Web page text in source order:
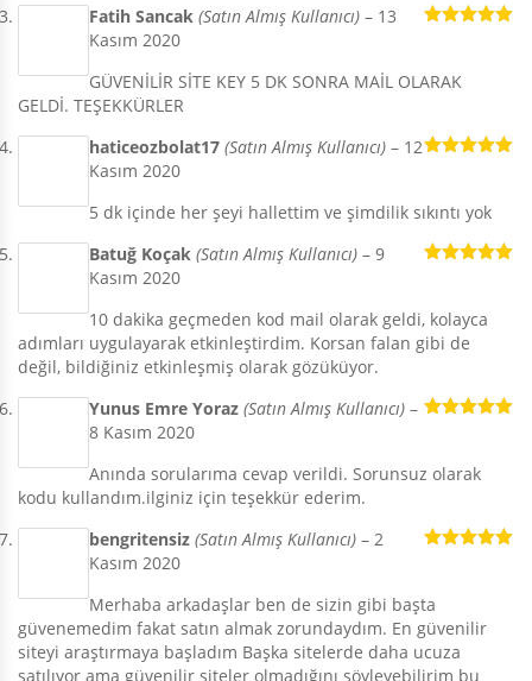
Fatih Sancak (Satın Almış Kullanıcı) – 13
Kasım 2020
GÜVENİLİR SİTE KEY 5 DK SONRA MAİL OLARAK
GELDİ. TEŞEKKÜRLER
haticeozbolat17 (Satın Almış Kullanıcı) – 12
Kasım 2020
5 dk içinde her şeyi hallettim ve şimdilik sıkıntı yok
Batuğ Koçak (Satın Almış Kullanıcı) – 9
Kasım 2020
10 dakika geçmeden kod mail olarak geldi, kolayca
adımları uygulayarak etkinleştirdim. Korsan falan gibi de
değil, bildiğiniz etkinleşmiş olarak gözüküyor.
Yunus Emre Yoraz (Satın Almış Kullanıcı) –
8 Kasım 2020
Anında sorularıma cevap verildi. Sorunsuz olarak
kodu kullandım.ilginiz için teşekkür ederim.
bengritensiz (Satın Almış Kullanıcı) – 2
Kasım 2020
Merhaba arkadaşlar ben de sizin gibi başta
güvenemedim fakat satın almak zorundaydım. En güvenilir
siteyi araştırmaya başladım Başka sitelerde daha ucuza
satılıyor ama güvenilir siteler olmadığını söyleyebilirim bu